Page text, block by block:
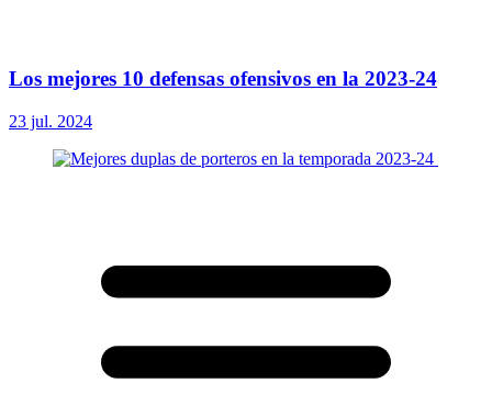
Los mejores 10 defensas ofensivos en la 2023-24
23 jul. 2024